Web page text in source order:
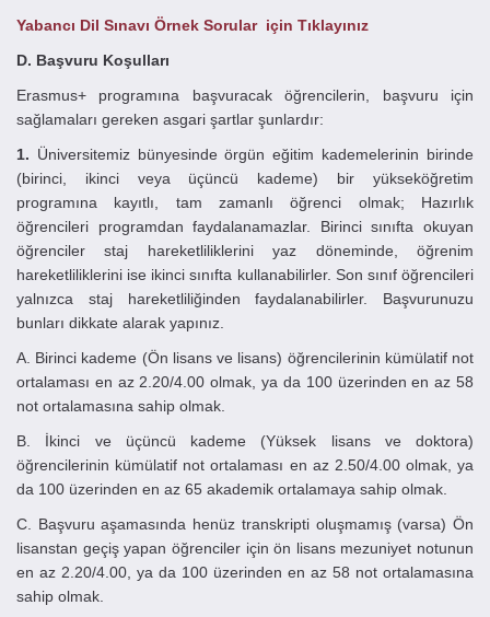
Yabancı Dil Sınavı Örnek Sorular için Tıklayınız
D. Başvuru Koşulları
Erasmus+ programına başvuracak öğrencilerin, başvuru için
sağlamaları gereken asgari şartlar şunlardır:
1. Üniversitemiz bünyesinde örgün eğitim kademelerinin birinde
(birinci, ikinci veya üçüncü kademe) bir yükseköğretim
programına kayıtlı, tam zamanlı öğrenci olmak; Hazırlık
öğrencileri programdan faydalanamazlar. Birinci sınıfta okuyan
öğrenciler staj hareketliliklerini yaz döneminde, öğrenim
hareketliliklerini ise ikinci sınıfta kullanabilirler. Son sınıf öğrencileri
yalnızca staj hareketliliğinden faydalanabilirler. Başvurunuzu
bunları dikkate alarak yapınız.
A. Birinci kademe (Ön lisans ve lisans) öğrencilerinin kümülatif not
ortalaması en az 2.20/4.00 olmak, ya da 100 üzerinden en az 58
not ortalamasına sahip olmak.
B. İkinci ve üçüncü kademe (Yüksek lisans ve doktora)
öğrencilerinin kümülatif not ortalaması en az 2.50/4.00 olmak, ya
da 100 üzerinden en az 65 akademik ortalamaya sahip olmak.
C. Başvuru aşamasında henüz transkripti oluşmamış (varsa) Ön
lisanstan geçiş yapan öğrenciler için ön lisans mezuniyet notunun
en az 2.20/4.00, ya da 100 üzerinden en az 58 not ortalamasına
sahip olmak.